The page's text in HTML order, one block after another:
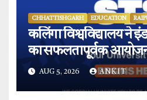
CHHATTISHGARH EDUCATION
कलिंगा विश्वविद्यालय ने
का सफलतापूर्वक
AUG 5, 2026 ANKIT